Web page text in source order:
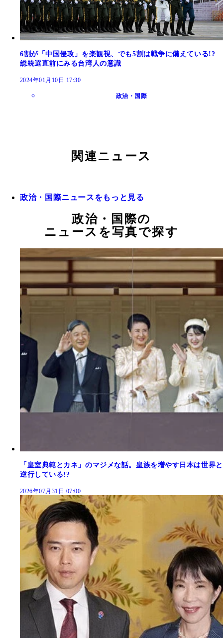
6割が「中国侵攻」を楽観視、でも5割は戦争に備えている!?
総統選直前にみる台湾人の意識
2024年01月10日 17:30
政治・国際
関連ニュース
政治・国際ニュースをもっと見る
政治・国際の
ニュースを写真で探す
「皇室典範とカネ」のマジメな話。皇族を増やす日本は世界と
逆行している!?
2026年07月31日 07:00